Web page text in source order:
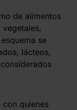
de alimentos
se
lácteos,
quienes